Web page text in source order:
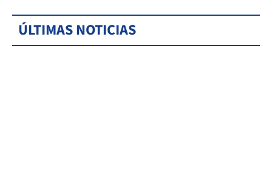
ÚLTIMAS NOTICIAS